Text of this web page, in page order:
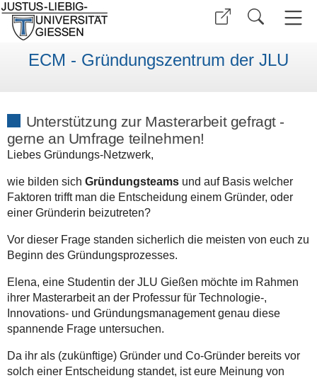
ECM - Gründungszentrum der JLU
Unterstützung zur Masterarbeit gefragt -
gerne an Umfrage teilnehmen!
Liebes Gründungs-Netzwerk,
wie bilden sich Gründungsteamsund auf Basis welcher
Faktoren trifft man die Entscheidung einem Gründer, oder
einer Gründerin beizutreten?
Vor dieser Frage standen sicherlich die meisten von euch zu
Beginn des Gründungsprozesses.
Elena, eine Studentin der JLU Gießen möchte im Rahmen
ihrer Masterarbeit an der Professur für Technologie-,
Innovations- und Gründungsmanagement genau diese
spannende Frage untersuchen.
Da ihr als (zukünftige) Gründer und Co-Gründer bereits vor
solch einer Entscheidung standet, ist eure Meinung von